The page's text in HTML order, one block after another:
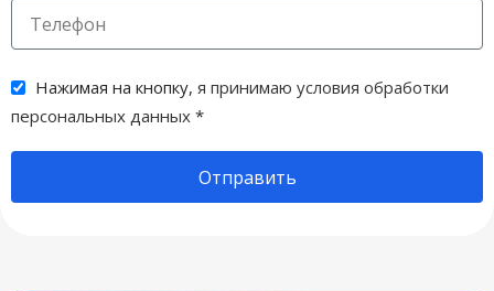
Нажимая на кнопку, я принимаю условия обработки
персональных данных *
Отправить